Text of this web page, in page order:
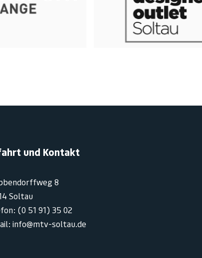
und Kontakt
8
Soltau
(0 51 91) 35 02
info@mtv-soltau.de